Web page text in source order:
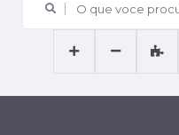
O que voce procura?